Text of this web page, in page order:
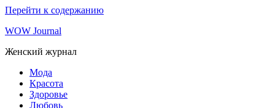
Перейти к содержанию
WOW Journal
Женский журнал
Мода
Красота
Здоровье
Любовь